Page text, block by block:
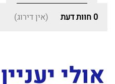
0 חוות דעת (אין דירוג)
אולי